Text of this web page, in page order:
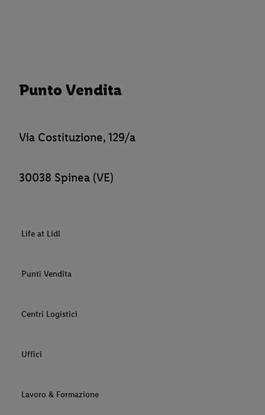
Punto Vendita
Via Costituzione, 129/a
30038 Spinea (VE)
Life at Lidl
Punti Vendita
Centri Logistici
Uffici
Lavoro & Formazione